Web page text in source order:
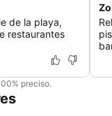
de la playa,
restaurantes
preciso.